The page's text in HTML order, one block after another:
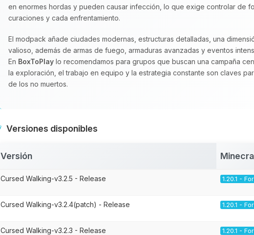
en enormes hordas y pueden causar infección, lo que exige controlar de
curaciones y cada enfrentamiento.
El modpack añade ciudades modernas, estructuras detalladas, una
valioso, además de armas de fuego, armaduras avanzadas y eventos
En BoxToPlay lo recomendamos para grupos que buscan una campaña
la exploración, el trabajo en equipo y la estrategia constante son claves
de los no muertos.
Versiones disponibles
Versión
Cursed Walking-v3.2.5 - Release 1.20.1 -
Cursed Walking-v3.2.4(patch) - Release 1.20.1 -
Cursed Walking-v3.2.3 - Release 1.20.1 -